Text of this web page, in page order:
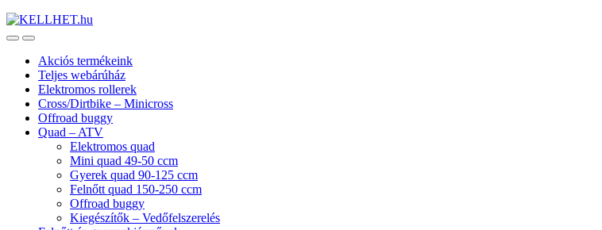
Akciós termékeink
Teljes webárúház
Elektromos rollerek
Cross/Dirtbike – Minicross
Offroad buggy
Quad – ATV
Elektromos quad
Mini quad 49-50 ccm
Gyerek quad 90-125 ccm
Felnőtt quad 150-250 ccm
Offroad buggy
Kiegészítők – Vedőfelszerelés